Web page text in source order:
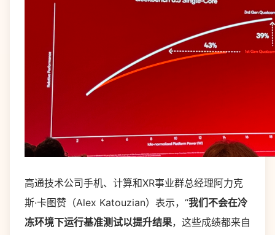
高通技术公司手机、计算和XR事业群总经理阿力克
斯·卡图赞（Alex Katouzian）表示，“我们不会在冷
冻环境下运行基准测试以提升结果，这些成绩都来自